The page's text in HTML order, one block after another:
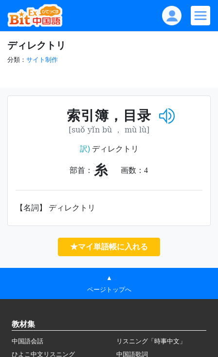
ディレクトリ
分類： サイト制作
索引簿，目录
[suǒ yǐn bù ， mù lù]
訳)ディレクトリ
部首： 糸 画数： 4
【名詞】 ディレクトリ
★マイ単語帳に入れる
▲
ページトップへ
教材集
中国語会話
リスニング「時事中文」
ひよこ中文リスニング
中国語歌詞